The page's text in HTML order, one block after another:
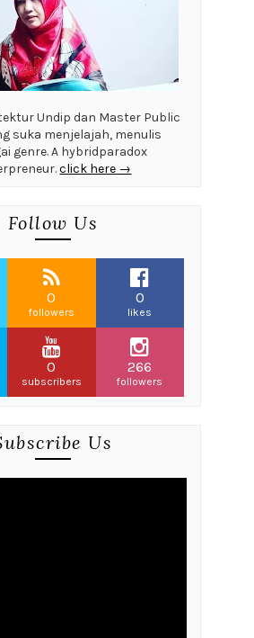
Undip dan Master Public
suka menjelajah, menulis
genre. A hybridparadox
click here →
Follow Us
0
followers
0
likes
0
subscribers
266
followers
Us